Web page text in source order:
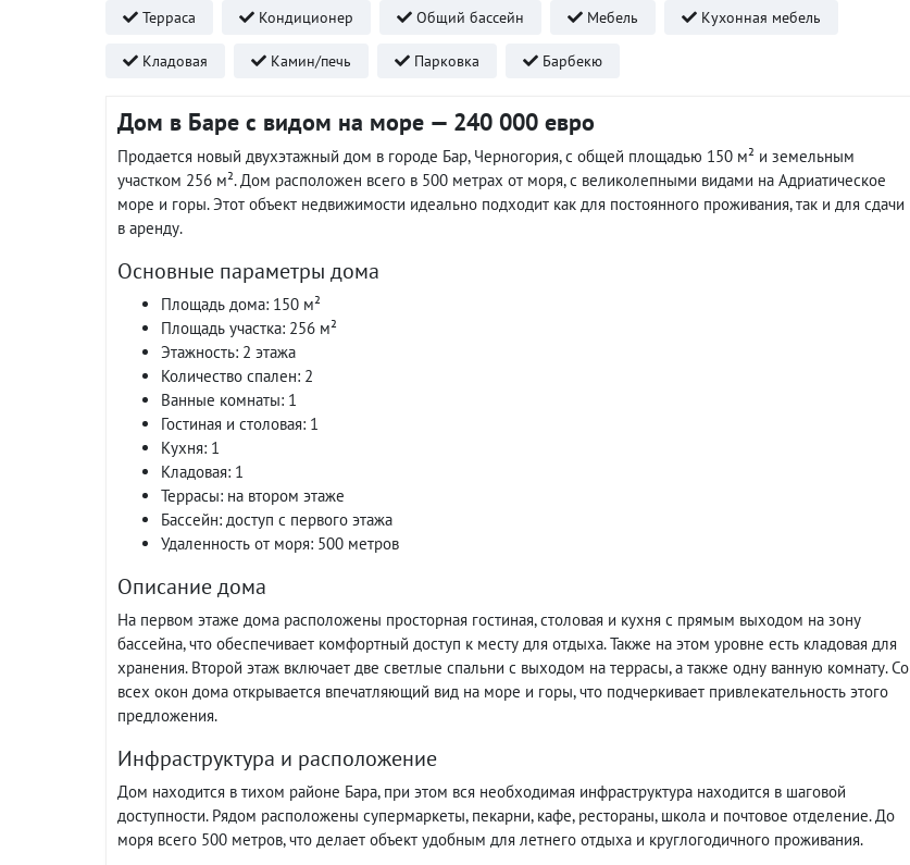
Терраса Кондиционер Общий бассейн Мебель Кухонная мебель
Кладовая Камин/печь Парковка Барбекю
Дом в Баре с видом на море — 240 000 евро
Продается новый двухэтажный дом в городе Бар, Черногория, с общей площадью 150 м² и земельным
участком 256 м². Дом расположен всего в 500 метрах от моря, с великолепными видами на Адриатическое
море и горы. Этот объект недвижимости идеально подходит как для постоянного проживания, так и для сдачи
в аренду.
Основные параметры дома
Площадь дома: 150 м²
Площадь участка: 256 м²
Этажность: 2 этажа
Количество спален: 2
Ванные комнаты: 1
Гостиная и столовая: 1
Кухня: 1
Кладовая: 1
Террасы: на втором этаже
Бассейн: доступ с первого этажа
Удаленность от моря: 500 метров
Описание дома
На первом этаже дома расположены просторная гостиная, столовая и кухня с прямым выходом на зону
бассейна, что обеспечивает комфортный доступ к месту для отдыха. Также на этом уровне есть кладовая для
хранения. Второй этаж включает две светлые спальни с выходом на террасы, а также одну ванную комнату. Со
всех окон дома открывается впечатляющий вид на море и горы, что подчеркивает привлекательность этого
предложения.
Инфраструктура и расположение
Дом находится в тихом районе Бара, при этом вся необходимая инфраструктура находится в шаговой
доступности. Рядом расположены супермаркеты, пекарни, кафе, рестораны, школа и почтовое отделение. До
моря всего 500 метров, что делает объект удобным для летнего отдыха и круглогодичного проживания.